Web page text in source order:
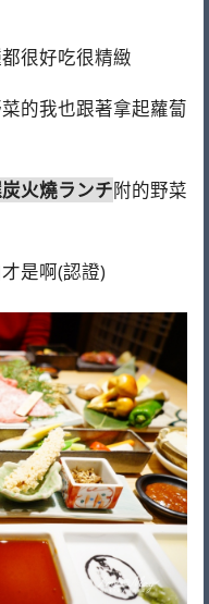
很好吃很精緻
的我也跟著拿起蘿蔔
火燒ランチ附的野菜
是啊(認證)